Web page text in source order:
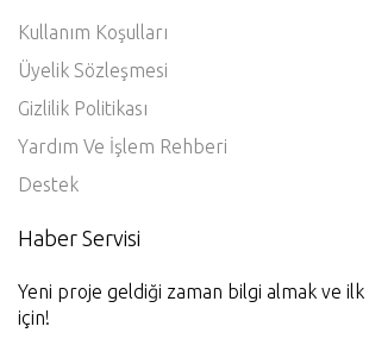
Kullanım Koşulları
Üyelik Sözleşmesi
Gizlilik Politikası
Yardım Ve İşlem Rehberi
Destek
Haber Servisi
Yeni proje geldiği zaman bilgi almak ve
için!